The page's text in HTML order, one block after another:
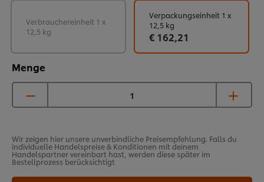
Menge
Verbrauchereinheit 1 x
12,5 kg
Verpackungseinheit 1 x
12,5 kg
€ 162,21
Wir zeigen hier unsere unverbindliche Preisempfehlung. Falls du
individuelle Handelspreise & Konditionen mit deinem
Handelspartner vereinbart hast, werden diese später im
Bestellprozess berücksichtigt